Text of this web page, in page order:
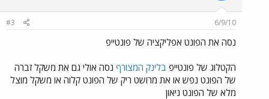
6/9/10
#3
נסה את הפונט אפליקציה של פונטייפ
הקטלוג של פונטייפ בלינק המצורף נסה אולי גם את משקל זברה
של הפונט נפש או את מרושט ריק של הפונט קלוה או משקל מוצל
מלא של הפונט ניאון